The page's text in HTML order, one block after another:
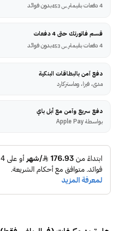
4 دفعات بقيمة
ر.س بدون فوائد
قسم فاتورتك حتى 4 دفعات
4 دفعات بقيمة
ر.س بدون فوائد
دفع آمن بالبطاقات البنكية
مدى، فيزا، وماستركارد
دفع سريع وآمن مع أبل باي
بواسطة Apple Pay